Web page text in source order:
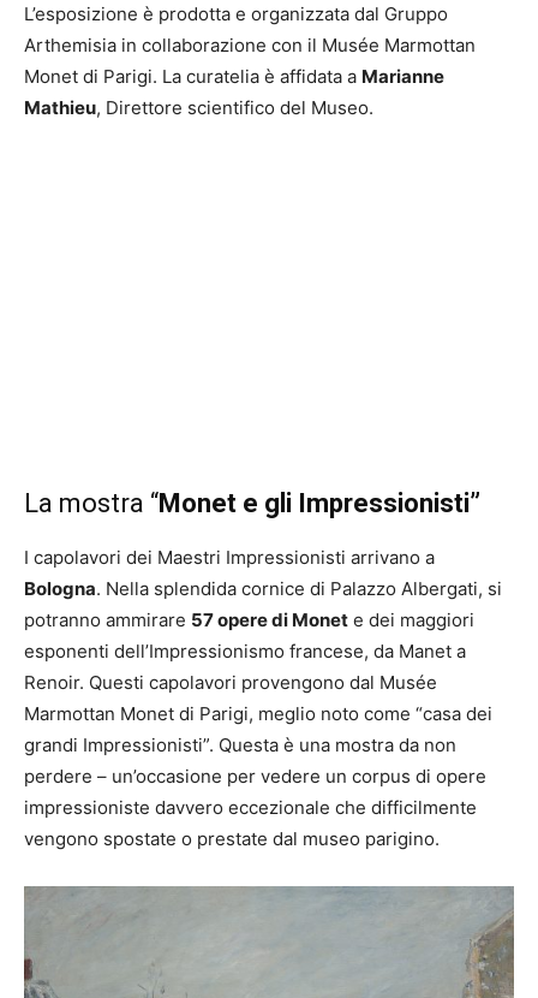
L’esposizione è prodotta e organizzata dal Gruppo
Arthemisia in collaborazione con il Musée Marmottan
Monet di Parigi. La curatelia è affidata a Marianne
Mathieu, Direttore scientifico del Museo.
La mostra “Monet e gli Impressionisti”
I capolavori dei Maestri Impressionisti arrivano a
Bologna. Nella splendida cornice di Palazzo Albergati, si
potranno ammirare 57 opere di Monet e dei maggiori
esponenti dell’Impressionismo francese, da Manet a
Renoir. Questi capolavori provengono dal Musée
Marmottan Monet di Parigi, meglio noto come “casa dei
grandi Impressionisti”. Questa è una mostra da non
perdere – un’occasione per vedere un corpus di opere
impressioniste davvero eccezionale che difficilmente
vengono spostate o prestate dal museo parigino.